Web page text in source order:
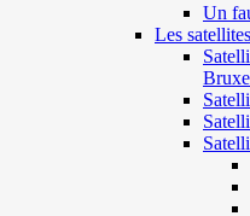
Un
Les satellites